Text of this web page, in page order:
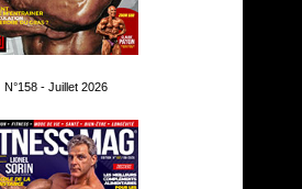
N°158 - Juillet 2026